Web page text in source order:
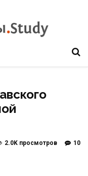
10
2.0K просмотров